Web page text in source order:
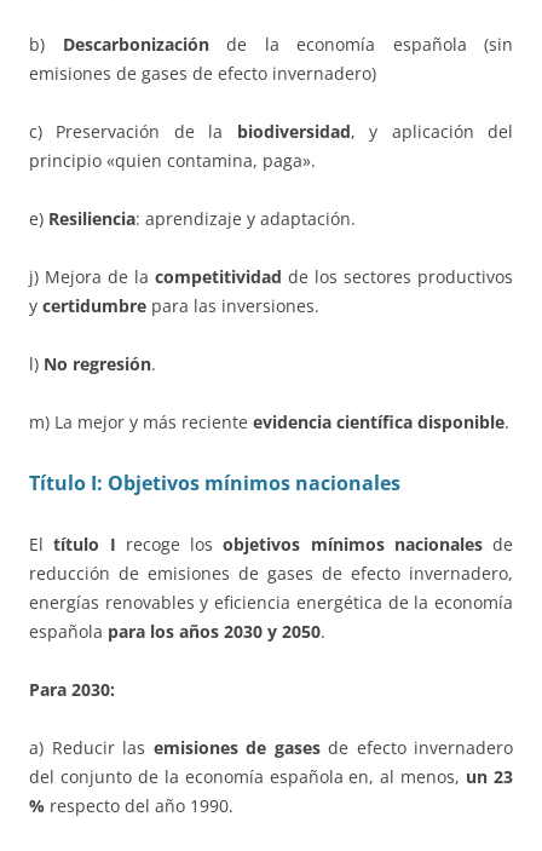
b) Descarbonizaciónde la economía española (sin
emisiones de gases de efecto invernadero)
c) Preservación de la biodiversidad, y aplicación del
principio «quien contamina, paga».
e) Resiliencia: aprendizaje y adaptación.
j) Mejora de la competitividad de los sectores productivos
y certidumbre para las inversiones.
l) No regresión.
m) La mejor y más reciente evidencia científica disponible.
Título I: Objetivos mínimos nacionales
Eltítulo I recoge losobjetivos mínimos nacionalesde
reducción de emisiones de gases de efecto invernadero,
energías renovables y eficiencia energética de la economía
española para los años 2030 y 2050.
Para 2030:
a) Reducir las emisiones de gasesde efecto invernadero
del conjunto de la economía española en, al menos, un 23
% respecto del año 1990.